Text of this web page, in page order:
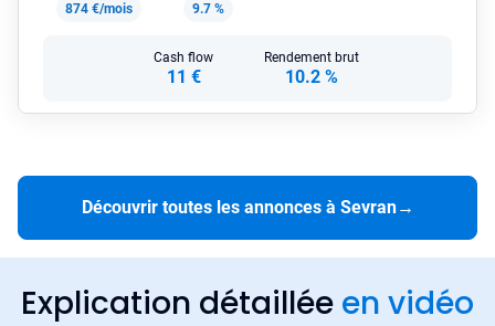
874 €/mois
9.7 %
Cash flow
11 €
Rendement brut
10.2 %
Découvrir toutes les annonces à Sevran→
Explication détaillée en vidéo